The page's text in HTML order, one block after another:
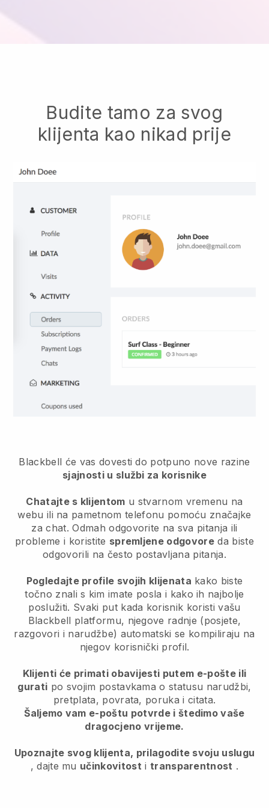
Budite tamo za svog
klijenta kao nikad prije
Blackbell će vas dovesti do potpuno nove razine
sjajnosti u službi za korisnike
Chatajte s klijentom u stvarnom vremenu na
webu ili na pametnom telefonu pomoću značajke
za chat. Odmah odgovorite na sva pitanja ili
probleme i koristite spremljene odgovoreda biste
odgovorili na često postavljana pitanja.
Pogledajte profile svojih klijenata kako biste
točno znali s kim imate posla i kako ih najbolje
poslužiti. Svaki put kada korisnik koristi vašu
Blackbell platformu, njegove radnje (posjete,
razgovori i narudžbe) automatski se kompiliraju na
njegov korisnički profil.
Klijenti će primati obavijesti putem e-pošte ili
gurati po svojim postavkama o statusu narudžbi,
pretplata, povrata, poruka i citata.
Šaljemo vam e-poštu potvrde i štedimo vaše
dragocjeno vrijeme.
Upoznajte svog klijenta, prilagodite svoju uslugu
, dajte mu učinkovitost i transparentnost .